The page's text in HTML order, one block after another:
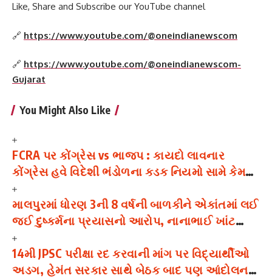
Like, Share and Subscribe our YouTube channel
🔗 https://www.youtube.com/@oneindianewscom
🔗 https://www.youtube.com/@oneindianewscom-
Gujarat
You Might Also Like
FCRA પર કોંગ્રેસ vs ભાજપ : કાયદો લાવનાર
કોંગ્રેસ હવે વિદેશી ભંડોળના કડક નિયમો સામે કેમ
ઉઠાવી રહી છે સવાલ?
માલપુરમાં ધોરણ 3ની 8 વર્ષની બાળકીને એકાંતમાં લઈ
જઈ દુષ્કર્મના પ્રયાસનો આરોપ, નાનાભાઈ ખાંટ
ઝડપાયો
14મી JPSC પરીક્ષા રદ કરવાની માંગ પર વિદ્યાર્થીઓ
અડગ, હેમંત સરકાર સાથે બેઠક બાદ પણ આંદોલન